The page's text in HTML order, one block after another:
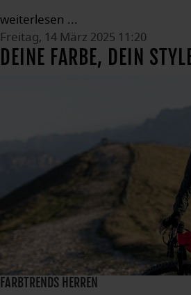
weiterlesen ...
Freitag, 14 März 2025 11:20
DEINE FARBE, DEIN
FARBTRENDS HERREN